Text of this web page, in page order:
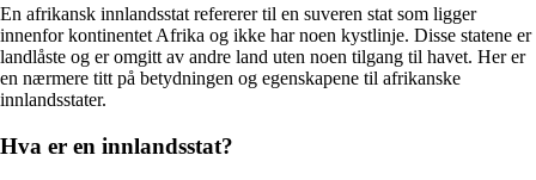
En afrikansk innlandsstat refererer til en suveren stat som ligger
innenfor kontinentet Afrika og ikke har noen kystlinje. Disse statene er
landlåste og er omgitt av andre land uten noen tilgang til havet. Her er
en nærmere titt på betydningen og egenskapene til afrikanske
innlandsstater.
Hva er en innlandsstat?